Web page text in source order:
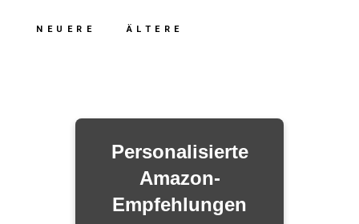
NEUERE ÄLTERE
Personalisierte
Amazon-
Empfehlungen